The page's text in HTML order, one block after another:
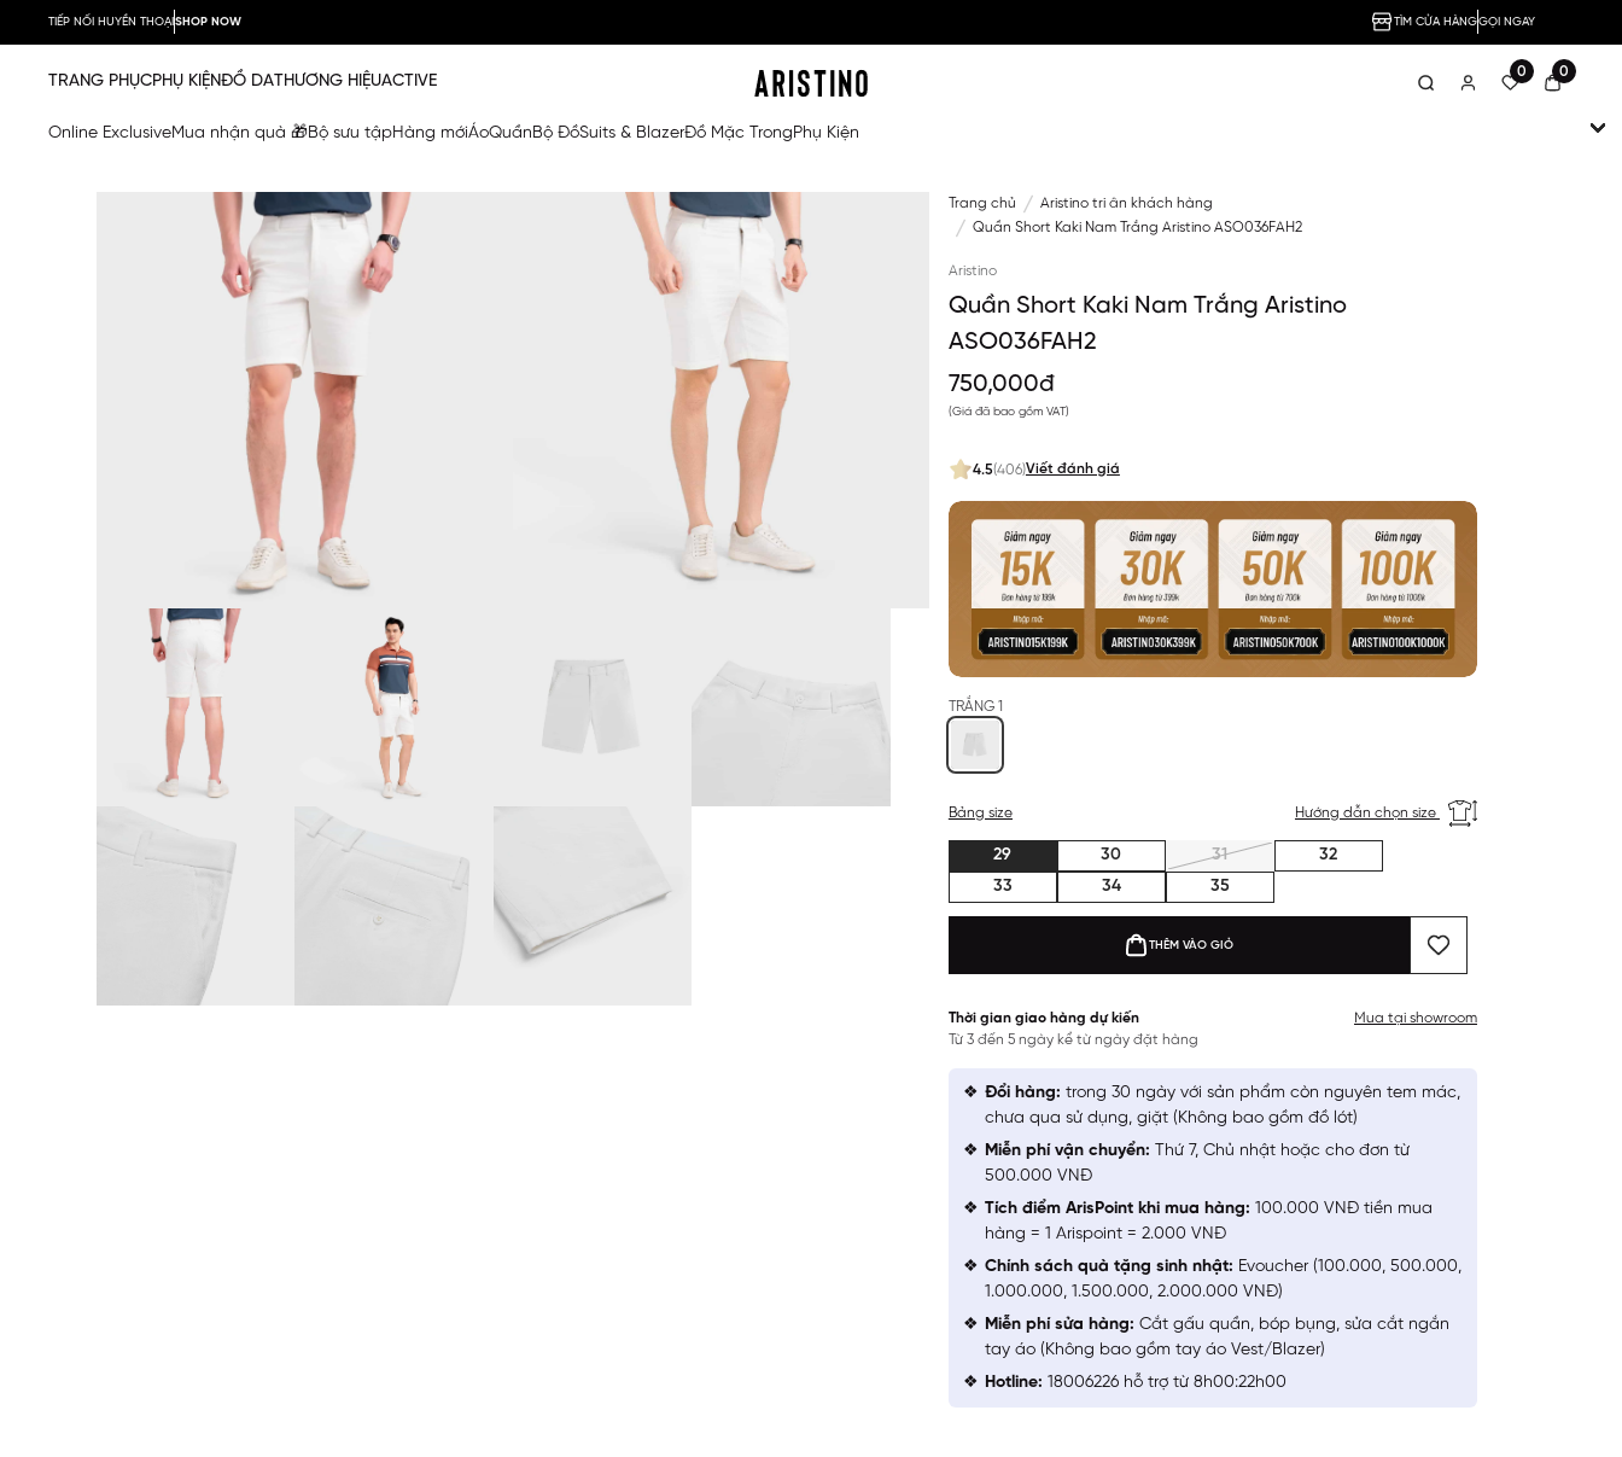
TIẾP NỐI HUYỀN THOẠISHOP NOW TÌM CỬA HÀNGGỌI NGAY
0 0
TRANG PHỤCPHỤ KIỆNĐỒ DATHƯƠNG HIỆUACTIVE
Online ExclusiveMua nhận quà 🎁Bộ sưu tậpHàng mớiÁoQuầnBộ ĐồSuits & BlazerĐồ Mặc TrongPhụ Kiện
Trang chủ
Aristino tri ân khách hàng
Quần Short Kaki Nam Trắng Aristino ASO036FAH2
Aristino
Quần Short Kaki Nam Trắng Aristino
ASO036FAH2
750,000đ
(Giá đã bao gồm VAT)
4.5(406)Viết đánh giá
TRẮNG 1
Bảng size Hướng dẫn chọn size
29 30 31
32
33
34 35
THÊM VÀO GIỎ
Thời gian giao hàng dự kiến
Từ 3 đến 5 ngày kể từ ngày đặt hàng
Mua tại showroom
Đổi hàng: trong 30 ngày với sản phẩm còn nguyên tem mác,
chưa qua sử dụng, giặt (Không bao gồm đồ lót)
Miễn phí vận chuyển: Thứ 7, Chủ nhật hoặc cho đơn từ
500.000 VNĐ
Tích điểm ArisPoint khi mua hàng: 100.000 VNĐ tiền mua
hàng = 1 Arispoint = 2.000 VNĐ
Chính sách quà tặng sinh nhật: Evoucher (100.000, 500.000,
1.000.000, 1.500.000, 2.000.000 VNĐ)
Miễn phí sửa hàng: Cắt gấu quần, bóp bụng, sửa cắt ngắn
tay áo (Không bao gồm tay áo Vest/Blazer)
Hotline: 18006226 hỗ trợ từ 8h00:22h00